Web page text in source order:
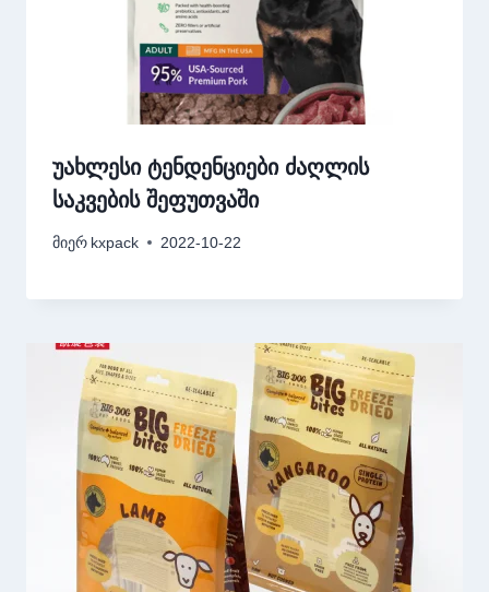
უახლესი ტენდენციები ძაღლის
საკვების შეფუთვაში
მიერ kxpack 2022-10-22